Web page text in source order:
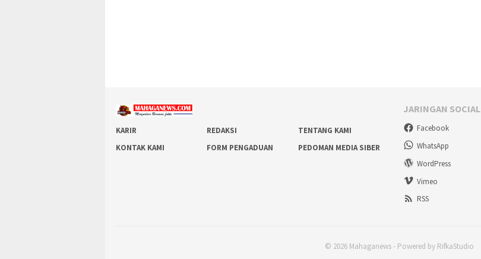
KARIR REDAKSI
TENTANG KAMI
KONTAK KAMI
FORM PENGADUAN PEDOMAN MEDIA SIBER
JARINGAN SOCIAL
Facebook
WhatsApp
WordPress
Vimeo
RSS
© 2026 Mahaganews - Powered by RifkaStudio